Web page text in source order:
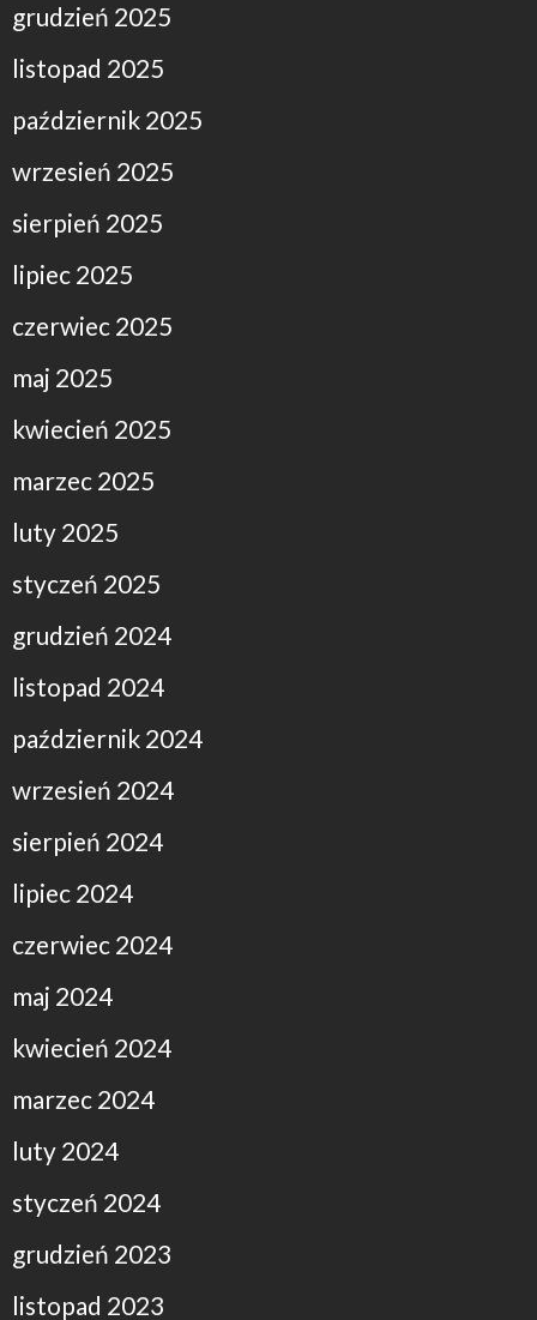
grudzień 2025
listopad 2025
październik 2025
wrzesień 2025
sierpień 2025
lipiec 2025
czerwiec 2025
maj 2025
kwiecień 2025
marzec 2025
luty 2025
styczeń 2025
grudzień 2024
listopad 2024
październik 2024
wrzesień 2024
sierpień 2024
lipiec 2024
czerwiec 2024
maj 2024
kwiecień 2024
marzec 2024
luty 2024
styczeń 2024
grudzień 2023
listopad 2023